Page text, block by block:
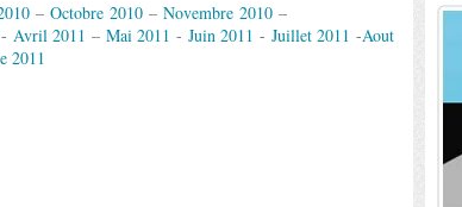
– Octobre 2010 – Novembre 2010 –
- Avril 2011 – Mai 2011 - Juin 2011 - Juillet 2011 -Aout
2011